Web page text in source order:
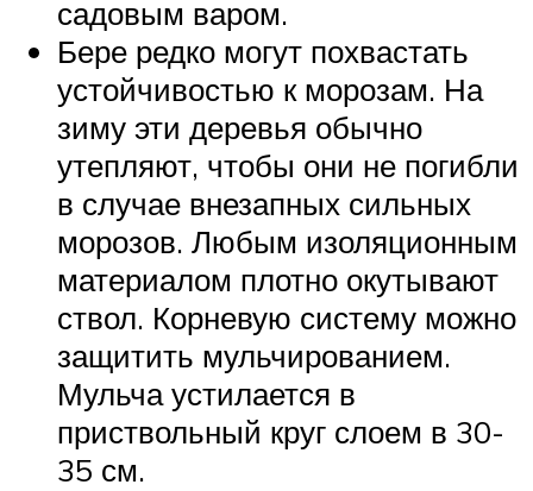
садовым варом.
Бере редко могут похвастать
устойчивостью к морозам. На
зиму эти деревья обычно
утепляют, чтобы они не погибли
в случае внезапных сильных
морозов. Любым изоляционным
материалом плотно окутывают
ствол. Корневую систему можно
защитить мульчированием.
Мульча устилается в
приствольный круг слоем в 30-
35 см.